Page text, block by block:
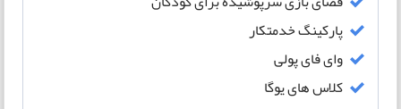
پارکینگ خدمتکار
وای فای پولی
کلاس های یوگا